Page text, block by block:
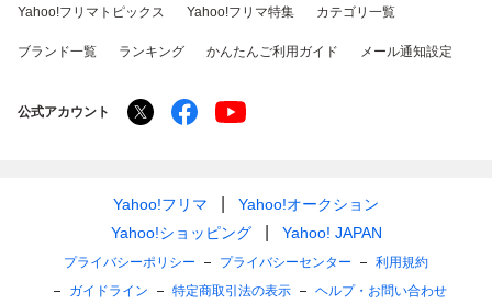
Yahoo!フリマトピックス Yahoo!フリマ特集 カテゴリ一覧
ブランド一覧 ランキング かんたんご利用ガイド メール通知設定
公式アカウント
Yahoo!フリマ
Yahoo!オークション
Yahoo!ショッピング
Yahoo! JAPAN
プライバシーポリシー プライバシーセンター
利用規約
ガイドライン
特定商取引法の表示 ヘルプ・お問い合わせ